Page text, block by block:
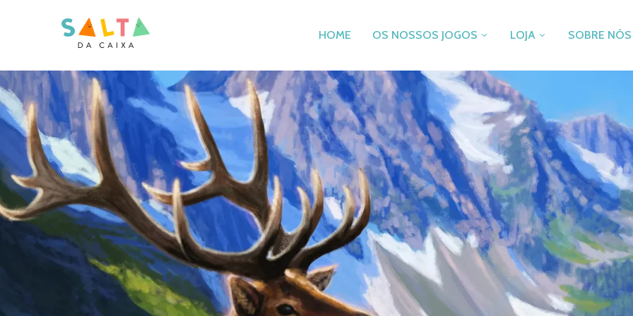
HOME OS NOSSOS JOGOS
SKY TEAM
PANDA
PÉ DE FEIJÃO
PAPEL & MAR SALGADO
DECRYPTO
FLAMECRAFT
CASCADIA
ZOMBIE KIDZ EVOLUTION
TAKENOKO
LOJA
JOGOS DE TABULEIRO
PUZZLES
ACESSÓRIOS
RECOMENDAÇÕES
PROMOÇÕES
OUTLET
VALE DE COMPRAS
SOBRE NÓS